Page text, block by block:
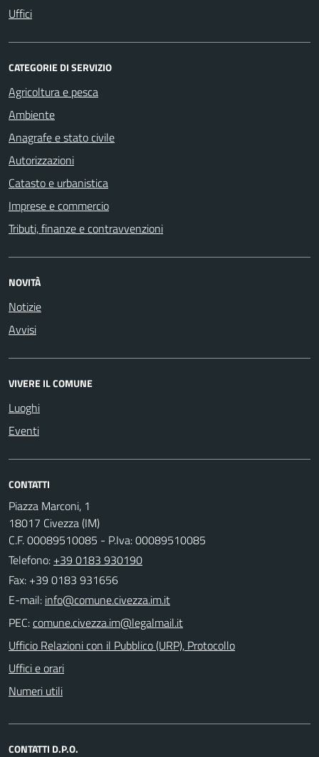
Uffici
CATEGORIE DI SERVIZIO
Agricoltura e pesca
Ambiente
Anagrafe e stato civile
Autorizzazioni
Catasto e urbanistica
Imprese e commercio
Tributi, finanze e contravvenzioni
NOVITÀ
Notizie
Avvisi
VIVERE IL COMUNE
Luoghi
Eventi
CONTATTI
Piazza Marconi, 1
18017 Civezza (IM)
C.F. 00089510085 - P.Iva: 00089510085
Telefono: +39 0183 930190
Fax: +39 0183 931656
E-mail:
PEC:
Ufficio Relazioni con il Pubblico (URP), Protocollo
Uffici e orari
Numeri utili
CONTATTI D.P.O.